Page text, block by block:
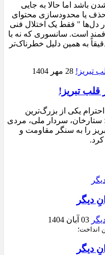
باشد اما حالا به جایی
حذف یا محدودسازی محتوای
دل‌ها " فقط یک اختلال فنی
است. سانسوری که نه با
به همین دلیل خطرناک‌تر
28 مهر 1404
قلب تبریز!
یکی از بزرگ‌ترین
ستارخان، سردار ملی، مردی
را به سنگر مقاومت و
کرد.
دیگر
03 آبان 1404
انداخت؛
دیگر